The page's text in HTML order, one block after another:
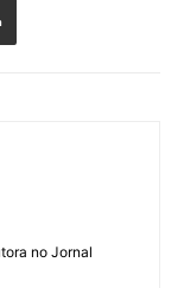
no Jornal